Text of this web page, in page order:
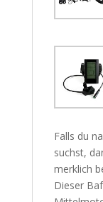
Falls du
suchst,
merklich
Dieser